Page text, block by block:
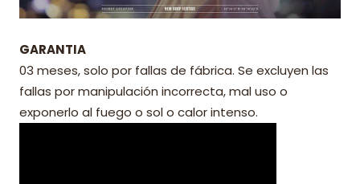
GARANTIA
03 meses, solo por fallas de fábrica. Se excluyen las
fallas por manipulación incorrecta, mal uso o
exponerlo al fuego o sol o calor intenso.